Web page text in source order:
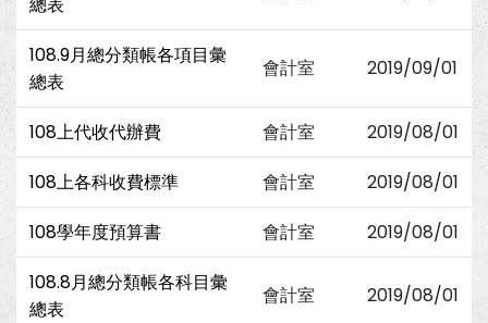
108.9月總分類帳各項目彙
總表
會計室 2019/09/01
108上代收代辦費 會計室
2019/08/01
108上各科收費標準
會計室
2019/08/01
108學年度預算書
會計室
2019/08/01
108.8月總分類帳各科目彙
總表
會計室 2019/08/01